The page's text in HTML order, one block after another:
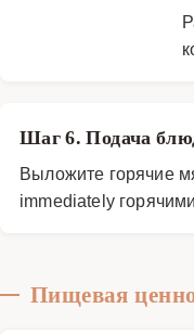
Шаг 6. Подача
Выложите горячие
immediately
Пищевая